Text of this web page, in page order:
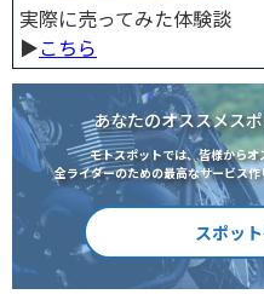
実際に売ってみた体験談
▶︎こちら
あなたのオススメス
モトスポットでは、皆様から
全ライダーのための最高なサービス作
スポッ